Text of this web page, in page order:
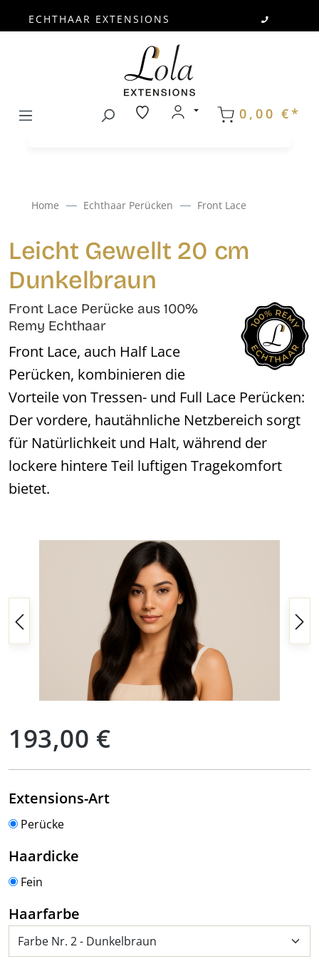
ECHTHAAR EXTENSIONS
0,00 €*
Home Echthaar Perücken Front Lace
Leicht Gewellt 20 cm
Dunkelbraun
Front Lace Perücke aus 100%
Remy Echthaar
Front Lace, auch Half Lace
Perücken, kombinieren die
Vorteile von Tressen- und Full Lace Perücken:
Der vordere, hautähnliche Netzbereich sorgt
für Natürlichkeit und Halt, während der
lockere hintere Teil luftigen Tragekomfort
bietet.
Bildergalerie überspringen
193,00 €
Extensions-Artauswählen
Perücke
Haardicke
Fein
Haarfarbe